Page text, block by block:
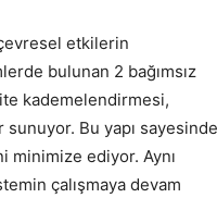
etkilerin
bulunan 2 bağımsız
kademelendirmesi,
Bu yapı sayesinde
minimize ediyor. Aynı
çalışmaya devam